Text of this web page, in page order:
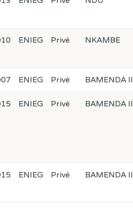
ENIEG Privé NKAMBE
ENIEG Privé BAMENDA II
ENIEG Privé BAMENDA II
ENIEG Privé BAMENDA II